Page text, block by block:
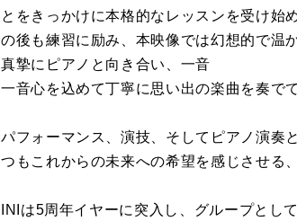
とをきっかけに本格的なレッスンを受け始
の後も練習に励み、本映像では幻想的で温
真摯にピアノと向き合い、一音
一音心を込めて丁寧に思い出の楽曲を奏で
パフォーマンス、演技、そしてピアノ演奏
つもこれからの未来への希望を感じさせる
INIは5周年イヤーに突入し、グループと